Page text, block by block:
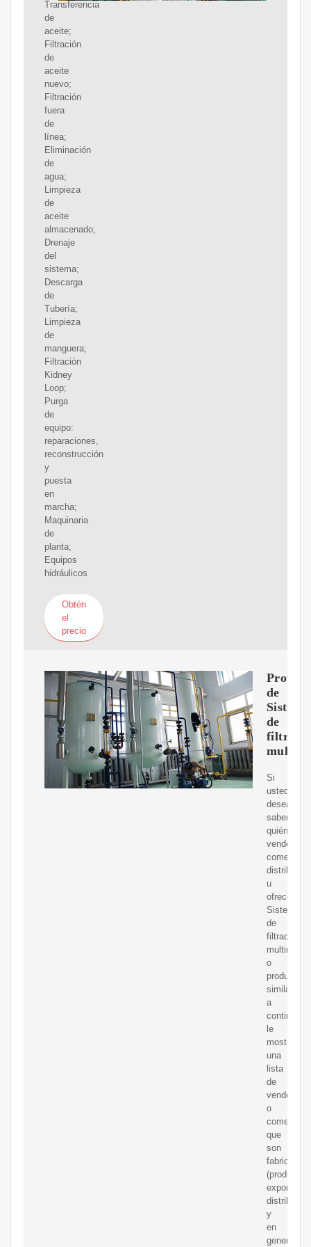
Transferencia
de
aceite;
Filtración
de
aceite
nuevo;
Filtración
fuera
de
línea;
Eliminación
de
agua;
Limpieza
de
aceite
almacenado;
Drenaje
del
sistema;
Descarga
de
Tubería;
Limpieza
de
manguera;
Filtración
Kidney
Loop;
Purga
de
equipo:
reparaciones,
reconstrucción
y
puesta
en
marcha;
Maquinaria
de
planta;
Equipos
hidráulicos
Obtén
el
precio
de
Sistema
de
Si
usted
desea
saber
quién
vende,
distribuye
u
ofrece
Sistema
de
filtración
multimedia
o
productos
similares,
a
le
mostramos
una
lista
de
o
que
son
fabricantes
y
en
general